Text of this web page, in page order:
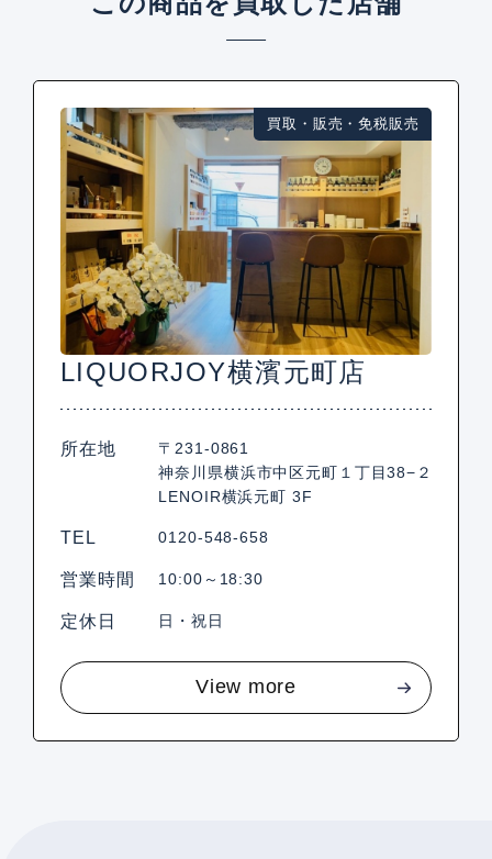
買取・販売・免税販売
LIQUORJOY横濱元町店
所在地
〒231-0861
神奈川県横浜市中区元町１丁目38−２
LENOIR横浜元町 3F
TEL 0120-548-658
営業時間 10:00～18:30
定休日 日・祝日
View more